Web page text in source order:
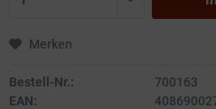
Merken
Bestell-Nr.:
700163
EAN: